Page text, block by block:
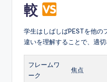
較
学生はしばしばPESTを他の
違いを理解することで、適切
フレームワ
ーク
焦点